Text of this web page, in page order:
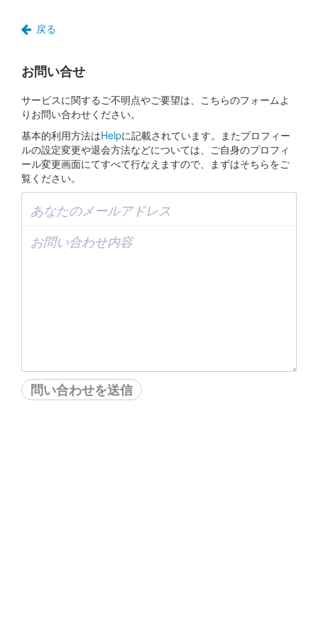
戻る
お問い合せ
サービスに関するご不明点やご要望は、こちらのフォームよ
りお問い合わせください。
基本的利用方法はHelpに記載されています。またプロフィー
ルの設定変更や退会方法などについては、ご自身のプロフィ
ール変更画面にてすべて行なえますので、まずはそちらをご
覧ください。